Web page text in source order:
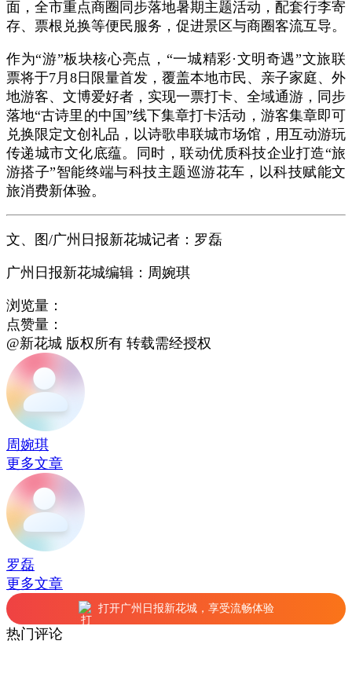
面，全市重点商圈同步落地暑期主题活动，配套行李寄
存、票根兑换等便民服务，促进景区与商圈客流互导。
作为“游”板块核心亮点，“一城精彩·文明奇遇”文旅联
票将于7月8日限量首发，覆盖本地市民、亲子家庭、外
地游客、文博爱好者，实现一票打卡、全域通游，同步
落地“古诗里的中国”线下集章打卡活动，游客集章即可
兑换限定文创礼品，以诗歌串联城市场馆，用互动游玩
传递城市文化底蕴。同时，联动优质科技企业打造“旅
游搭子”智能终端与科技主题巡游花车，以科技赋能文
旅消费新体验。
文、图/广州日报新花城记者：罗磊
广州日报新花城编辑：周婉琪
浏览量：
点赞量：
@新花城 版权所有 转载需经授权
周婉琪
更多文章
罗磊
更多文章
打开广州日报新花城，享受流畅体验
热门评论